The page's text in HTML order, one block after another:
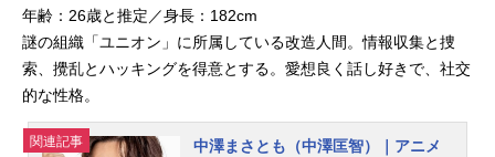
年齢：26歳と推定／身長：182cm
謎の組織「ユニオン」に所属している改造人間。情報収集と捜
索、攪乱とハッキングを得意とする。愛想良く話し好きで、社交
的な性格。
関連記事
中澤まさとも（中澤匡智）｜アニメ